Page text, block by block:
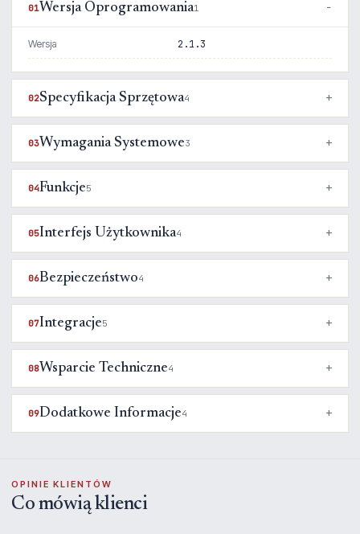
01Wersja Oprogramowania1
Wersja 2.1.3
02Specyfikacja Sprzętowa4
03Wymagania Systemowe3
04Funkcje5
05Interfejs Użytkownika4
06Bezpieczeństwo4
07Integracje5
08Wsparcie Techniczne4
09Dodatkowe Informacje4
OPINIE KLIENTÓW
Co mówią klienci